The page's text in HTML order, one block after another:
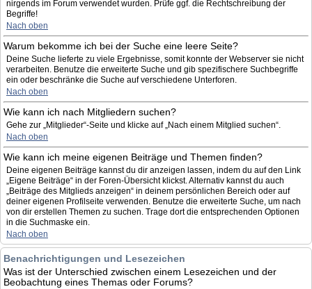
nirgends im Forum verwendet wurden. Prüfe ggf. die Rechtschreibung der
Begriffe!
Nach oben
Warum bekomme ich bei der Suche eine leere Seite?
Deine Suche lieferte zu viele Ergebnisse, somit konnte der Webserver sie nicht
verarbeiten. Benutze die erweiterte Suche und gib spezifischere Suchbegriffe
ein oder beschränke die Suche auf verschiedene Unterforen.
Nach oben
Wie kann ich nach Mitgliedern suchen?
Gehe zur „Mitglieder“-Seite und klicke auf „Nach einem Mitglied suchen“.
Nach oben
Wie kann ich meine eigenen Beiträge und Themen finden?
Deine eigenen Beiträge kannst du dir anzeigen lassen, indem du auf den Link
„Eigene Beiträge“ in der Foren-Übersicht klickst. Alternativ kannst du auch
„Beiträge des Mitglieds anzeigen“ in deinem persönlichen Bereich oder auf
deiner eigenen Profilseite verwenden. Benutze die erweiterte Suche, um nach
von dir erstellen Themen zu suchen. Trage dort die entsprechenden Optionen
in die Suchmaske ein.
Nach oben
Benachrichtigungen und Lesezeichen
Was ist der Unterschied zwischen einem Lesezeichen und der
Beobachtung eines Themas oder Forums?